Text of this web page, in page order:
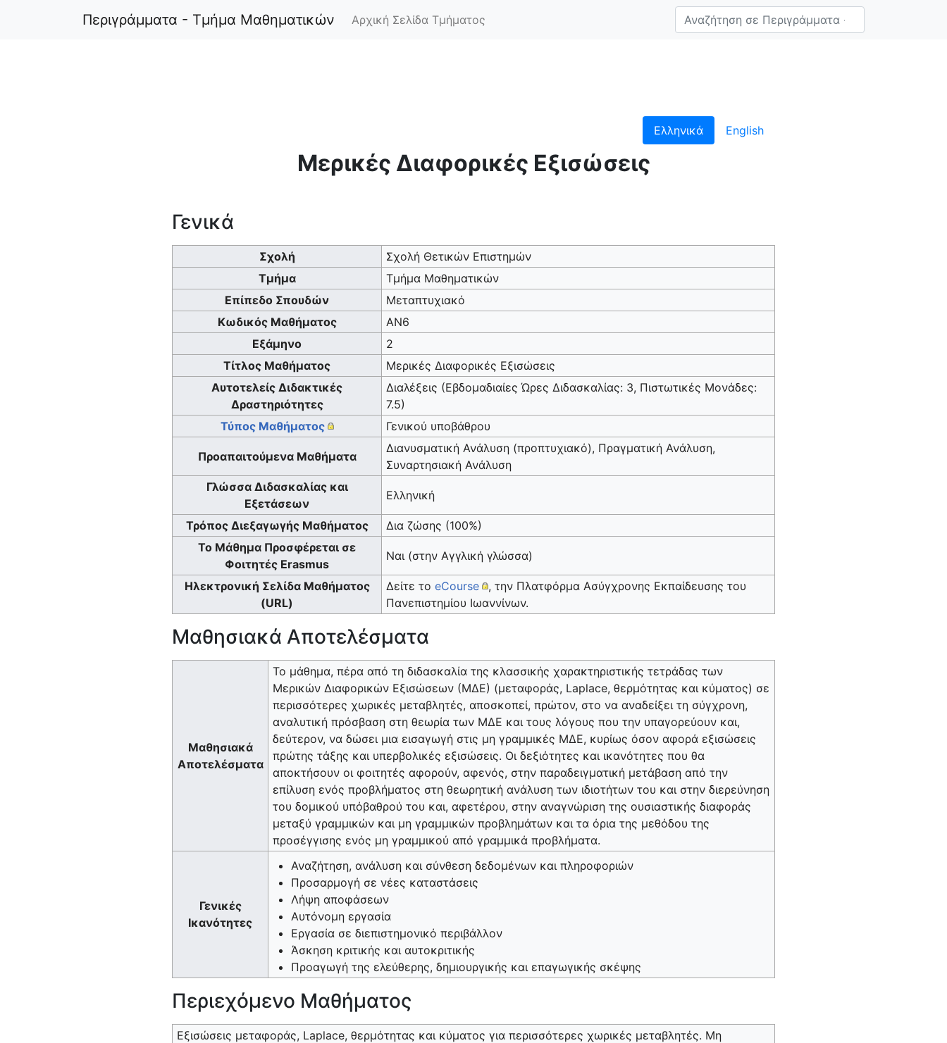
Περιγράμματα - Τμήμα Μαθηματικών Αρχική Σελίδα Τμήματος
1009Ελληνικά English
Μερικές Διαφορικές Εξισώσεις
Γενικά
Σχολή
Σχολή Θετικών Επιστημών
Τμήμα
Τμήμα Μαθηματικών
Επίπεδο Σπουδών
Μεταπτυχιακό
Κωδικός Μαθήματος
ΑΝ6
Εξάμηνο
2
Τίτλος Μαθήματος
Μερικές Διαφορικές Εξισώσεις
Αυτοτελείς Διδακτικές
Δραστηριότητες
Διαλέξεις (Εβδομαδιαίες Ώρες Διδασκαλίας: 3, Πιστωτικές Μονάδες:
7.5)
Τύπος Μαθήματος
Γενικού υποβάθρου
Προαπαιτούμενα Μαθήματα
Διανυσματική Ανάλυση (προπτυχιακό), Πραγματική Ανάλυση,
Συναρτησιακή Ανάλυση
Γλώσσα Διδασκαλίας και
Εξετάσεων
Ελληνική
Τρόπος Διεξαγωγής Μαθήματος
Δια ζώσης (100%)
Το Μάθημα Προσφέρεται σε
Φοιτητές Erasmus
Ναι (στην Αγγλική γλώσσα)
Ηλεκτρονική Σελίδα Μαθήματος
(URL)
Δείτε τοeCourse
, την Πλατφόρμα Ασύγχρονης Εκπαίδευσης του
Πανεπιστημίου Ιωαννίνων.
Μαθησιακά Αποτελέσματα
Μαθησιακά
Αποτελέσματα
Το μάθημα, πέρα από τη διδασκαλία της κλασσικής χαρακτηριστικής τετράδας των
Μερικών Διαφορικών Εξισώσεων (ΜΔΕ) (μεταφοράς, Laplace, θερμότητας και κύματος) σε
περισσότερες χωρικές μεταβλητές, αποσκοπεί, πρώτον, στο να αναδείξει τη σύγχρονη,
αναλυτική πρόσβαση στη θεωρία των ΜΔΕ και τους λόγους που την υπαγορεύουν και,
δεύτερον, να δώσει μια εισαγωγή στις μη γραμμικές ΜΔΕ, κυρίως όσον αφορά εξισώσεις
πρώτης τάξης και υπερβολικές εξισώσεις. Οι δεξιότητες και ικανότητες που θα
αποκτήσουν οι φοιτητές αφορούν, αφενός, στην παραδειγματική μετάβαση από την
επίλυση ενός προβλήματος στη θεωρητική ανάλυση των ιδιοτήτων του και στην διερεύνηση
του δομικού υπόβαθρού του και, αφετέρου, στην αναγνώριση της ουσιαστικής διαφοράς
μεταξύ γραμμικών και μη γραμμικών προβλημάτων και τα όρια της μεθόδου της
προσέγγισης ενός μη γραμμικού από γραμμικά προβλήματα.
Γενικές
Ικανότητες
Αναζήτηση, ανάλυση και σύνθεση δεδομένων και πληροφοριών
Προσαρμογή σε νέες καταστάσεις
Λήψη αποφάσεων
Αυτόνομη εργασία
Εργασία σε διεπιστημονικό περιβάλλον
Άσκηση κριτικής και αυτοκριτικής
Προαγωγή της ελεύθερης, δημιουργικής και επαγωγικής σκέψης
Περιεχόμενο Μαθήματος
Εξισώσεις μεταφοράς, Laplace, θερμότητας και κύματος για περισσότερες χωρικές μεταβλητές. Μη